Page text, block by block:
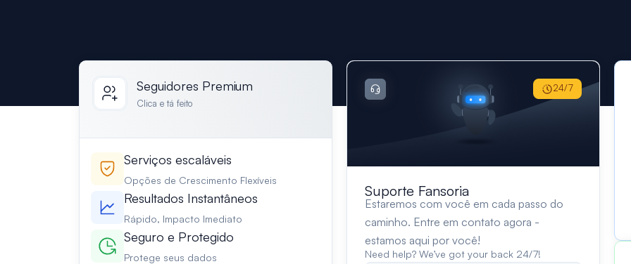
Seguidores Premium
Clica e tá feito
Serviços escaláveis
Opções de Crescimento Flexíveis
Resultados Instantâneos
Rápido, Impacto Imediato
Seguro e Protegido
Protege seus dados
Suporte Fansoria
Estaremos com você em cada passo do
caminho. Entre em contato agora -
estamos aqui por você!
Need help? We’ve got your back 24/7!
24/7